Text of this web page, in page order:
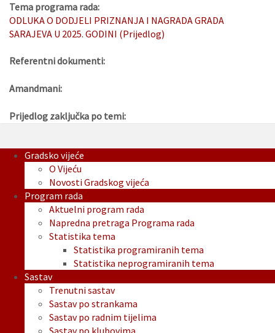
Tema programa rada:
ODLUKA O DODJELI PRIZNANJA I NAGRADA GRADA
SARAJEVA U 2025. GODINI (Prijedlog)
Referentni dokumenti:
Amandmani:
Prijedlog zaključka po temi:
Gradsko vijeće
O Vijeću
Novosti Gradskog vijeća
Program rada
Aktuelni program rada
Napredna pretraga Programa rada
Statistika tema
Statistika programiranih tema
Statistika neprogramiranih tema
Sastav
Trenutni sastav
Sastav po strankama
Sastav po radnim tijelima